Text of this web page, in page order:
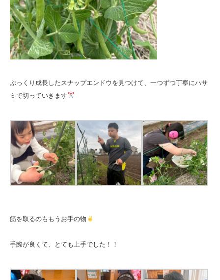
ぷっくり成長したスナップエンドウを見つけて、一つずつ丁寧にハサ
ミで切っていきます
筋を取るのももうお手の物
手際が良くて、とても上手でした！！